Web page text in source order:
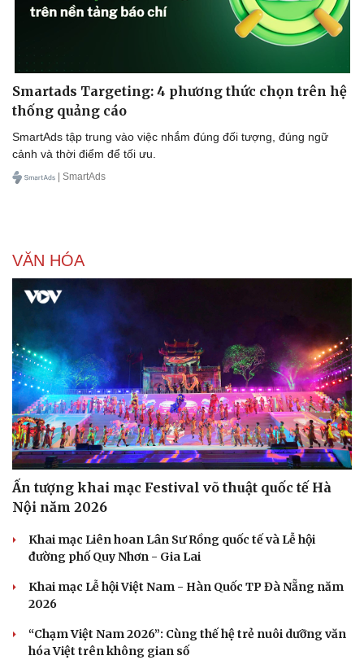
Doanh nghiệp
Thông tin doanh nghiệp
Doanh nghiệp 24h
Doanh nhân
Vì cộng đồng
Công nghệ
Sành điệu
Trải nghiệm
Smartads Targeting: 4 phương thức chọn trên hệ
thống quảng cáo
SmartAds tập trung vào việc nhắm đúng đối tượng, đúng ngữ
cảnh và thời điểm để tối ưu.
| SmartAds
VĂN HÓA
Ấn tượng khai mạc Festival võ thuật quốc tế Hà
Nội năm 2026
Khai mạc Liên hoan Lân Sư Rồng quốc tế và Lễ hội
đường phố Quy Nhơn - Gia Lai
Khai mạc Lễ hội Việt Nam - Hàn Quốc TP Đà Nẵng năm
2026
“Chạm Việt Nam 2026”: Cùng thế hệ trẻ nuôi dưỡng văn
hóa Việt trên không gian số